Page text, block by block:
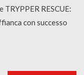
RESCUE:
con successo